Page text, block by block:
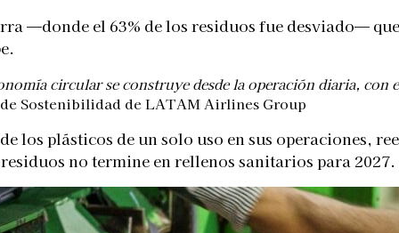
—donde el 63% de los residuos fue desviado—
circular se construye desde la operación diaria,
Sostenibilidad de LATAM Airlines Group
los plásticos de un solo uso en sus operaciones,
no termine en rellenos sanitarios para 2027.